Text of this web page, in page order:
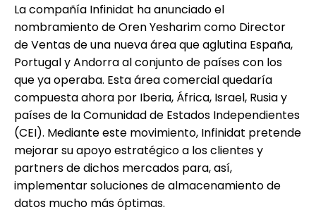
La compañía Infinidat ha anunciado el
nombramiento de Oren Yesharim como Director
de Ventas de una nueva área que aglutina España,
Portugal y Andorra al conjunto de países con los
que ya operaba. Esta área comercial quedaría
compuesta ahora por Iberia, África, Israel, Rusia y
países de la Comunidad de Estados Independientes
(CEI). Mediante este movimiento, Infinidat pretende
mejorar su apoyo estratégico a los clientes y
partners de dichos mercados para, así,
implementar soluciones de almacenamiento de
datos mucho más óptimas.